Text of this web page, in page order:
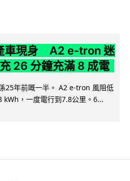
車現身 A2 e-tron 迷
26 分鐘充滿 8 成電
25年前嘅一半。 A2 e-tron 風阻低
kWh，一度電行到7.8公里。6...